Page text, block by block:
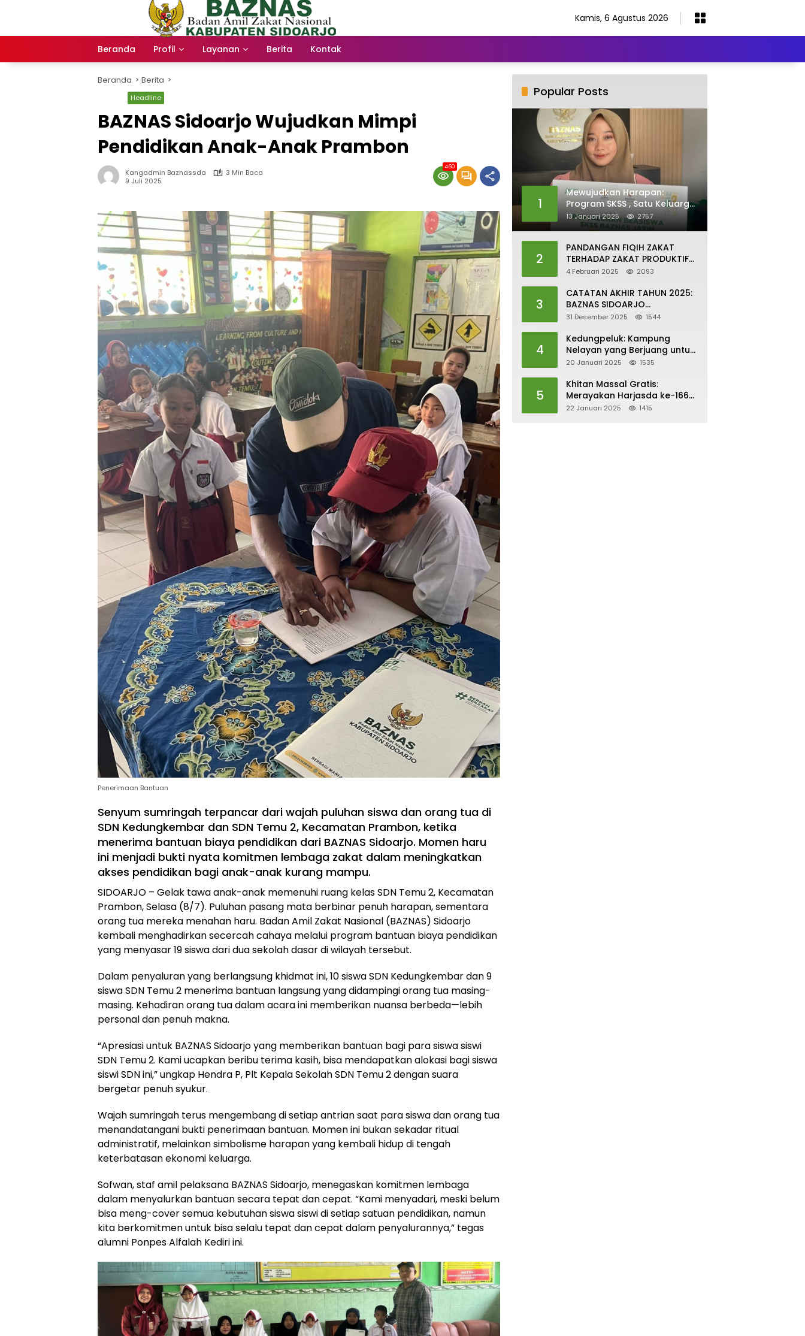
Kamis, 6 Agustus 2026
Beranda Profil Layanan Berita Kontak
Beranda Berita
Headline
BAZNAS Sidoarjo Wujudkan Mimpi
Pendidikan Anak-Anak Prambon
Kangadmin Baznassda
3 Min Baca
9 Juli 2025
460
Penerimaan Bantuan
Senyum sumringah terpancar dari wajah puluhan siswa dan orang tua di
SDN Kedungkembar dan SDN Temu 2, Kecamatan Prambon, ketika
menerima bantuan biaya pendidikan dari BAZNAS Sidoarjo. Momen haru
ini menjadi bukti nyata komitmen lembaga zakat dalam meningkatkan
akses pendidikan bagi anak-anak kurang mampu.
SIDOARJO – Gelak tawa anak-anak memenuhi ruang kelas SDN Temu 2, Kecamatan
Prambon, Selasa (8/7). Puluhan pasang mata berbinar penuh harapan, sementara
orang tua mereka menahan haru. Badan Amil Zakat Nasional (BAZNAS) Sidoarjo
kembali menghadirkan secercah cahaya melalui program bantuan biaya pendidikan
yang menyasar 19 siswa dari dua sekolah dasar di wilayah tersebut.
Dalam penyaluran yang berlangsung khidmat ini, 10 siswa SDN Kedungkembar dan 9
siswa SDN Temu 2 menerima bantuan langsung yang didampingi orang tua masing-
masing. Kehadiran orang tua dalam acara ini memberikan nuansa berbeda—lebih
personal dan penuh makna.
“Apresiasi untuk BAZNAS Sidoarjo yang memberikan bantuan bagi para siswa siswi
SDN Temu 2. Kami ucapkan beribu terima kasih, bisa mendapatkan alokasi bagi siswa
siswi SDN ini,” ungkap Hendra P, Plt Kepala Sekolah SDN Temu 2 dengan suara
bergetar penuh syukur.
Wajah sumringah terus mengembang di setiap antrian saat para siswa dan orang tua
menandatangani bukti penerimaan bantuan. Momen ini bukan sekadar ritual
administratif, melainkan simbolisme harapan yang kembali hidup di tengah
keterbatasan ekonomi keluarga.
Sofwan, staf amil pelaksana BAZNAS Sidoarjo, menegaskan komitmen lembaga
dalam menyalurkan bantuan secara tepat dan cepat. “Kami menyadari, meski belum
bisa meng-cover semua kebutuhan siswa siswi di setiap satuan pendidikan, namun
kita berkomitmen untuk bisa selalu tepat dan cepat dalam penyalurannya,” tegas
alumni Ponpes Alfalah Kediri ini.
Popular Posts
1
Mewujudkan Harapan:
Program SKSS , Satu Keluarga
Satu Sarjana Baznas
13 Januari 2025 2757
2
PANDANGAN FIQIH ZAKAT
TERHADAP ZAKAT PRODUKTIF
UNTUK PEKERJAAN LAYAK DAN
SESUAI DENGAN SDGs
4 Februari 2025 2093
3
CATATAN AKHIR TAHUN 2025:
BAZNAS SIDOARJO
TUNTASKAN 238 RUMAH LAYAK
31 Desember 2025 1544
4
Kedungpeluk: Kampung
Nelayan yang Berjuang untuk
Hidup Layak
20 Januari 2025 1535
5
Khitan Massal Gratis:
Merayakan Harjasda ke-166
dengan Kasih Sayang dan
22 Januari 2025 1415